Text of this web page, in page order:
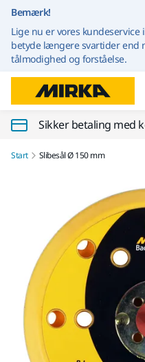
Bemærk!
Lige nu er vores
betyde længere svartider end
tålmodighed og forståelse.
Sikker betaling med
Start Slibesål Ø 150 mm